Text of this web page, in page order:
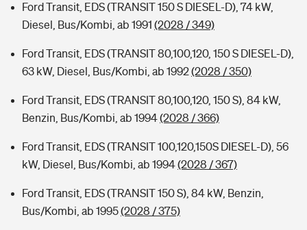
Ford Transit, EDS (TRANSIT 150 S DIESEL-D), 74 kW,
Diesel, Bus/Kombi, ab 1991 (2028 / 349)
Ford Transit, EDS (TRANSIT 80,100,120, 150 S DIESEL-D),
63 kW, Diesel, Bus/Kombi, ab 1992(2028 / 350)
Ford Transit, EDS (TRANSIT 80,100,120, 150 S), 84 kW,
Benzin, Bus/Kombi, ab 1994(2028 / 366)
Ford Transit, EDS (TRANSIT 100,120,150S DIESEL-D), 56
kW, Diesel, Bus/Kombi, ab 1994(2028 / 367)
Ford Transit, EDS (TRANSIT 150 S), 84 kW, Benzin,
Bus/Kombi, ab 1995(2028 / 375)